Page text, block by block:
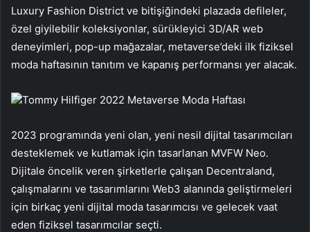
Luxury Fashion District ve bitişiğindeki plazada defileler,
özel giyilebilir koleksiyonlar, sürükleyici 3D/AR web
deneyimleri, pop-up mağazalar, metaverse’deki ilk fiziksel
moda haftasının tanıtım ve kapanış performansı yer alacak.
Tommy Hilfiger 2022 Metaverse Moda Haftası
2023 programında yeni olan, yeni nesil dijital tasarımcıları
desteklemek ve kutlamak için tasarlanan MVFW Neo.
Dijitale öncelik veren şirketlerle çalışan Decentraland,
çalışmalarını ve tasarımlarını Web3 alanında geliştirmeleri
için birkaç yeni dijital moda tasarımcısı ve gelecek vaat
eden fiziksel tasarımcılar seçti.